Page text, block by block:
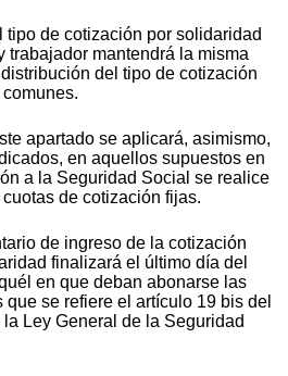
tipo de cotización por solidaridad
trabajador mantendrá la misma
del tipo de cotización
apartado se aplicará, asimismo,
en aquellos supuestos en
a la Seguridad Social se realice
de cotización fijas.
de ingreso de la cotización
finalizará el último día del
en que deban abonarse las
que se refiere el artículo 19 bis del
Ley General de la Seguridad